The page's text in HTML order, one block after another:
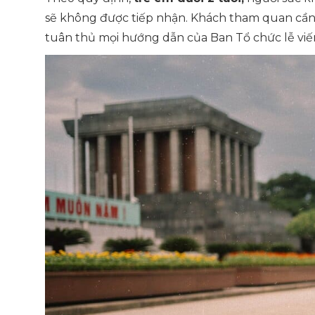
sẽ không được tiếp nhận. Khách tham quan
tuân thủ mọi hướng dẫn của Ban Tổ chức lễ